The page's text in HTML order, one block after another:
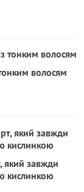
волосям
завжди
кислинкою